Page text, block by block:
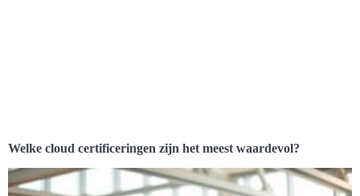
Welke cloud certificeringen zijn het meest waardevol?